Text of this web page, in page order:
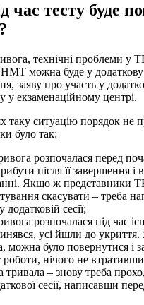
час тесту буде
технічні проблеми у
можна буде у додаткову
заяву про участь у
у екзаменаційному центрі.
таку ситуацію порядок не
було так:
розпочалася перед
після її завершення і
Якщо ж представники
скасувати – треба
додатковій сесії;
розпочалася під час
усі йшли до
можна було повернутися і
роботи, нічого не
тривала – знову треба
сесії, написавши